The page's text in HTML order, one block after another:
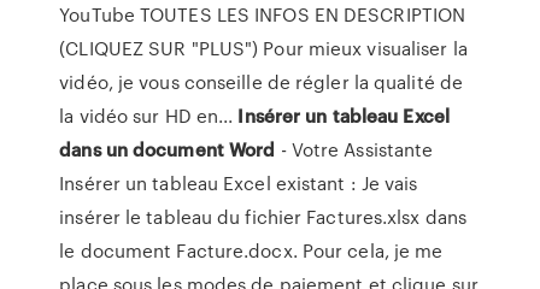
YouTube TOUTES LES INFOS EN DESCRIPTION
(CLIQUEZ SUR "PLUS") Pour mieux visualiser la
vidéo, je vous conseille de régler la qualité de
la vidéo sur HD en... Insérer un tableau Excel
dans undocumentWord - Votre Assistante
Insérer un tableau Excel existant : Je vais
insérer le tableau du fichier Factures.xlsx dans
le document Facture.docx. Pour cela, je me
place sous les modes de paiement et clique sur